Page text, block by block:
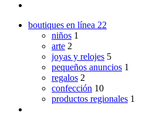
boutiques en línea 22
niños 1
arte 2
joyas y relojes 5
pequeños anuncios 1
regalos 2
confección 10
productos regionales 1